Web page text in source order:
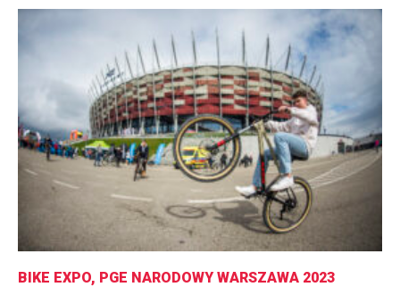
BIKE EXPO, PGE NARODOWY WARSZAWA 2023